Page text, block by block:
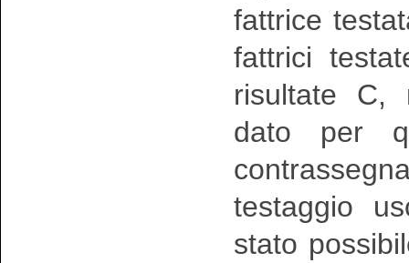
fattrice
fattrici
risultate C,
dato per
testaggio
stato